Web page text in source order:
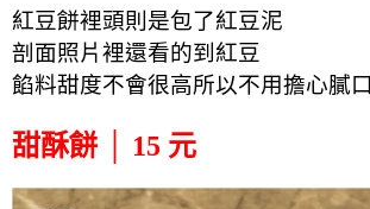
紅豆餅裡頭則是包了紅豆泥
剖面照片裡還看的到紅豆
餡料甜度不會很高所以不用擔心膩口
甜酥餅 │ 15 元